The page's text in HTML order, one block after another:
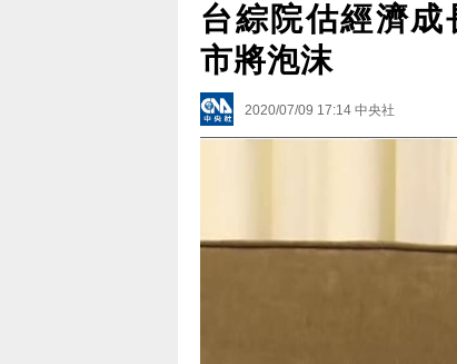
台綜院估經濟
市將泡沫
2020/07/09 17:14 中央社